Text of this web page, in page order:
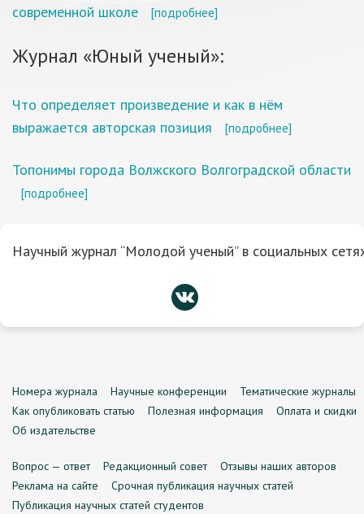
современной школе
[подробнее]
Журнал «Юный ученый»:
Что определяет произведение и как в нём
выражается авторская позиция
[подробнее]
Топонимы города Волжского Волгоградской области
[подробнее]
Научный журнал “Молодой ученый” в социальных
Номера журнала Научные конференции
Тематические журналы
Как опубликовать статью
Полезная информация
Оплата и скидки
Об издательстве
Вопрос — ответ Редакционный совет
Отзывы наших авторов
Реклама на сайте
Срочная публикация научных статей
Публикация научных статей студентов